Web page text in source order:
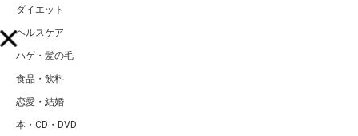
ダイエット
ヘルスケア
ハゲ・髪の毛
食品・飲料
恋愛・結婚
本・CD・DVD